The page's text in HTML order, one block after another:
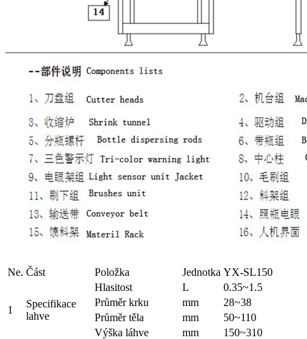
Ne. Část Položka Jednotka YX-SL150
1
Specifikace
lahve
Hlasitost L
0.35~1.5
Průměr krku
mm
28~38
Průměr těla
mm
50~110
Výška láhve
mm 150~310